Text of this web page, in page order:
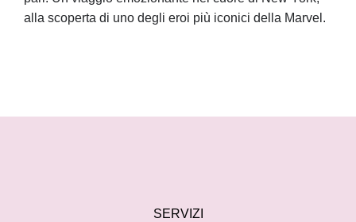
alla scoperta di uno degli eroi più iconici della Marvel.
SERVIZI